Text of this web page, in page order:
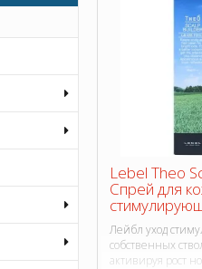
Lebel Theo
Спрей для
Лейбл уход
собственных
активируя рост